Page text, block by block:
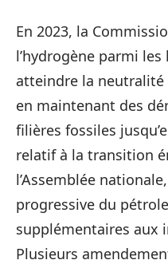
En 2023, la
l’hydrogène parmi
atteindre la neutralité
en maintenant des
filières fossiles
relatif à la transition
l’Assemblée
progressive du
supplémentaires aux
Plusieurs